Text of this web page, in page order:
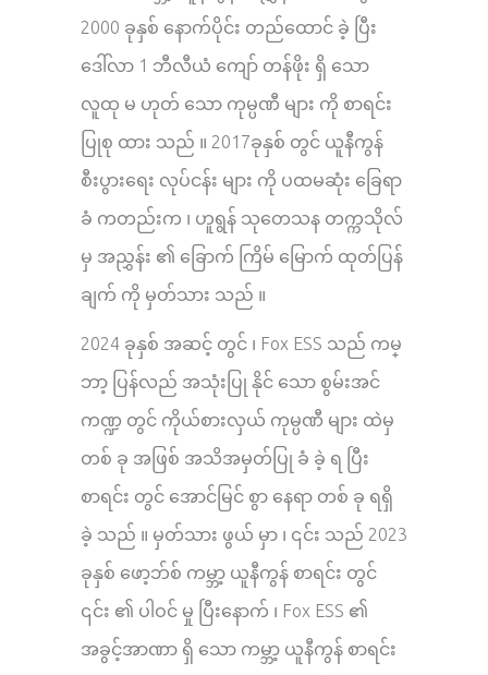
2000 ခုနှစ် နောက်ပိုင်း တည်ထောင် ခဲ့ ပြီး
ဒေါ်လာ 1 ဘီလီယံ ကျော် တန်ဖိုး ရှိ သော
လူထု မ ဟုတ် သော ကုမ္ပဏီ များ ကို စာရင်း
ပြုစု ထား သည် ။ 2017ခုနှစ် တွင် ယူနီကွန်
စီးပွားရေး လုပ်ငန်း များ ကို ပထမဆုံး ခြေရာ
ခံ ကတည်းက ၊ ဟူရွန် သုတေသန တက္ကသိုလ်
မှ အညွှန်း ၏ ခြောက် ကြိမ် မြောက် ထုတ်ပြန်
ချက် ကို မှတ်သား သည် ။
2024 ခုနှစ် အဆင့် တွင် ၊ Fox ESS သည် ကမ္
ဘာ့ ပြန်လည် အသုံးပြု နိုင် သော စွမ်းအင်
ကဏ္ဍ တွင် ကိုယ်စားလှယ် ကုမ္ပဏီ များ ထဲမှ
တစ် ခု အဖြစ် အသိအမှတ်ပြု ခံ ခဲ့ ရ ပြီး
စာရင်း တွင် အောင်မြင် စွာ နေရာ တစ် ခု ရရှိ
ခဲ့ သည် ။ မှတ်သား ဖွယ် မှာ ၊ ၎င်း သည် 2023
ခုနှစ် ဖော့ဘ်စ် ကမ္ဘာ့ ယူနီကွန် စာရင်း တွင်
၎င်း ၏ ပါဝင် မှု ပြီးနောက် ၊ Fox ESS ၏
အခွင့်အာဏာ ရှိ သော ကမ္ဘာ့ ယူနီကွန် စာရင်း